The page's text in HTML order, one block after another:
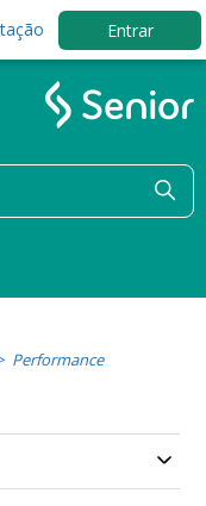
Entrar
Performance